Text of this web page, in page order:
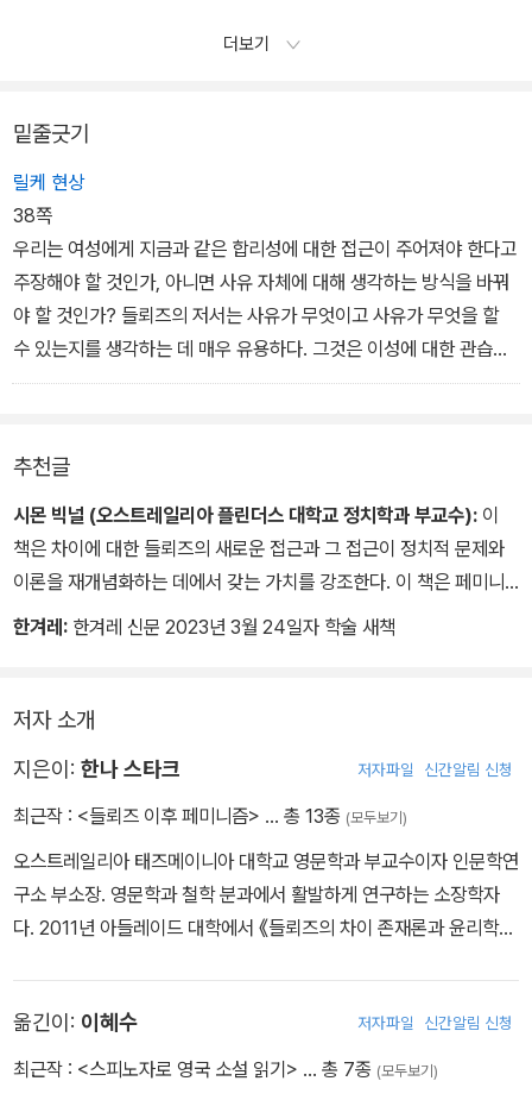
더보기
밑줄긋기
릴케 현상
38쪽
우리는 여성에게 지금과 같은 합리성에 대한 접근이 주어져야 한다고
주장해야 할 것인가, 아니면 사유 자체에 대해 생각하는 방식을 바꿔
야 할 것인가? 들뢰즈의 저서는 사유가 무엇이고 사유가 무엇을 할
수 있는지를 생각하는 데 매우 유용하다. 그것은 이성에 대한 관습적
이해에 맞서면서 그 자리를 대신할 사유 자체에 대한 새로운 개념을
추천글
시몬 빅널 (오스트레일리아 플린더스 대학교 정치학과 부교수): 이
책은 차이에 대한 들뢰즈의 새로운 접근과 그 접근이 정치적 문제와
이론을 재개념화하는 데에서 갖는 가치를 강조한다. 이 책은 페미니
즘을 정체성 정치보다 행위의 정치, 인정의 윤리보다 연대의 윤리, 그
될 것이다.
한겨레: 한겨레 신문 2023년 3월 24일자 학술 새책
저자 소개
지은이: 한나 스타크 저자파일 신간알림 신청
최근작 : <들뢰즈 이후 페미니즘> … 총 13종 (모두보기)
오스트레일리아 태즈메이니아 대학교 영문학과 부교수이자 인문학연
구소 부소장. 영문학과 철학 분과에서 활발하게 연구하는 소장학자
다. 2011년 아들레이드 대학에서 《들뢰즈의 차이 존재론과 윤리학의
비인간적 전회, 멸종에 대한 문화적 접근, 주요 개념틀로서 인류세 출
현 등에 관심을 두고 있다. 《사랑의 이론: 이상, 한계, 미래》(The Th
옮긴이: 이혜수 저자파일 신간알림 신청
최근작 : <스피노자로 영국 소설 읽기> … 총 7종 (모두보기)